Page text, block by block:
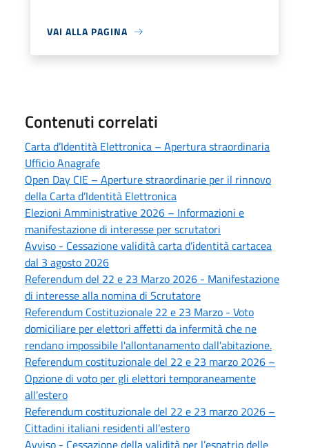
VAI ALLA PAGINA
Contenuti correlati
Carta d’Identità Elettronica – Apertura straordinaria
Ufficio Anagrafe
Open Day CIE – Aperture straordinarie per il rinnovo
della Carta d’Identità Elettronica
Elezioni Amministrative 2026 – Informazioni e
manifestazione di interesse per scrutatori
Avviso - Cessazione validità carta d’identità cartacea
dal 3 agosto 2026
Referendum del 22 e 23 Marzo 2026 - Manifestazione
di interesse alla nomina di Scrutatore
Referendum Costituzionale 22 e 23 Marzo - Voto
domiciliare per elettori affetti da infermità che ne
rendano impossibile l'allontanamento dall'abitazione.
Referendum costituzionale del 22 e 23 marzo 2026 –
Opzione di voto per gli elettori temporaneamente
all’estero
Referendum costituzionale del 22 e 23 marzo 2026 –
Cittadini italiani residenti all’estero
Avviso - Cessazione della validità per l’espatrio delle